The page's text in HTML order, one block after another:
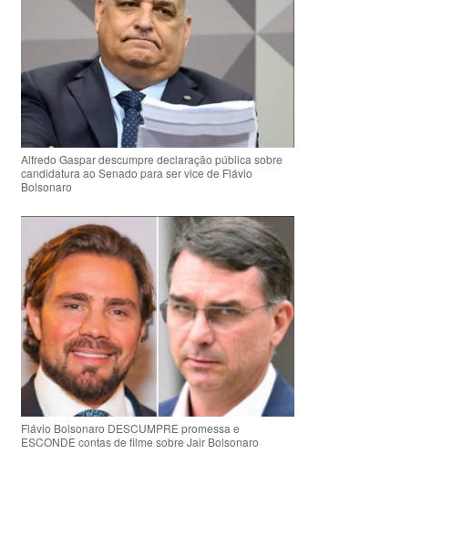
Alfredo Gaspar descumpre declaração pública sobre
candidatura ao Senado para ser vice de Flávio
Bolsonaro
Flávio Bolsonaro DESCUMPRE promessa e
ESCONDE contas de filme sobre Jair Bolsonaro